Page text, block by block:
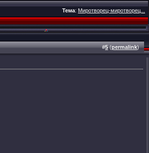
Тема: Миротворец-миротворец...
#5(permalink)